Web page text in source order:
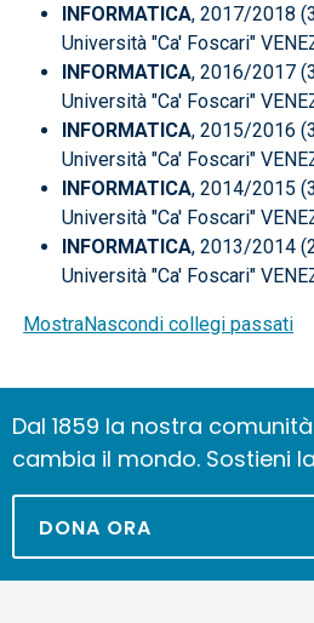
INFORMATICA, 2017/2018
Università "Ca' Foscari"
INFORMATICA, 2016/2017
Università "Ca' Foscari"
INFORMATICA, 2015/2016
Università "Ca' Foscari"
INFORMATICA, 2014/2015
Università "Ca' Foscari"
INFORMATICA, 2013/2014
Università "Ca' Foscari"
MostraNascondi collegi passati
Dal 1859 la nostra
cambia il mondo. Sostieni
DONA ORA